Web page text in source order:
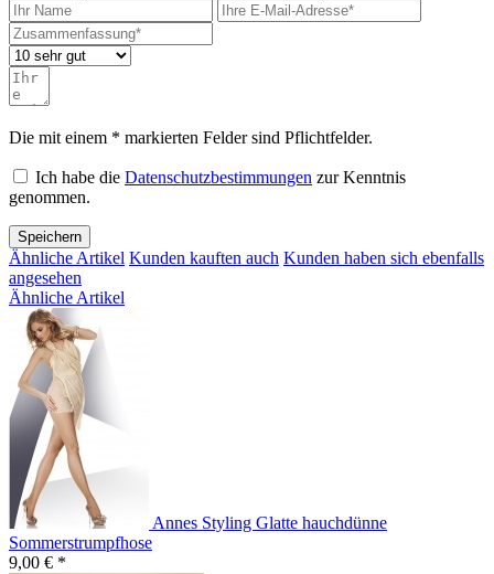
Die mit einem * markierten Felder sind Pflichtfelder.
Ich habe die Datenschutzbestimmungen zur Kenntnis
genommen.
Speichern
Ähnliche Artikel Kunden kauften auch Kunden haben sich ebenfalls
angesehen
Ähnliche Artikel
Annes Styling Glatte hauchdünne
Sommerstrumpfhose
9,00 € *